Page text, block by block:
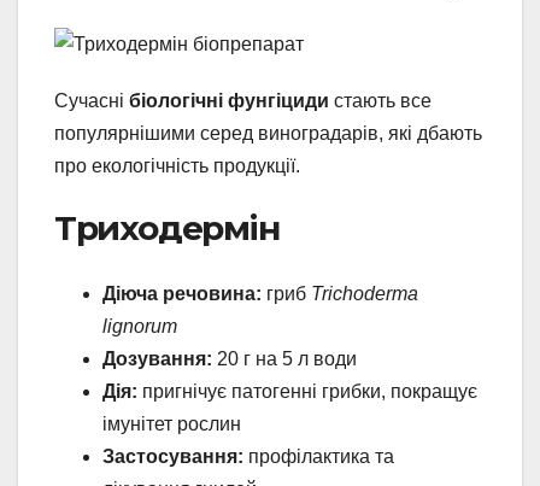
Сучасні біологічні фунгіциди стають все
популярнішими серед виноградарів, які дбають
про екологічність продукції.
Триходермін
Діюча речовина: гриб Trichoderma
lignorum
Дозування: 20 г на 5 л води
Дія: пригнічує патогенні грибки, покращує
імунітет рослин
Застосування: профілактика та